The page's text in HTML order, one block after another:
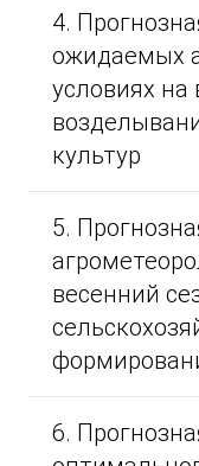
4.
ожидаемых
условиях на
культур
5.
весенний
6.